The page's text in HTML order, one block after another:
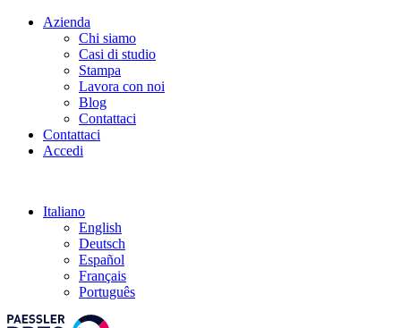
Azienda
Chi siamo
Casi di studio
Stampa
Lavora con noi
Blog
Contattaci
Contattaci
Accedi
Italiano
English
Deutsch
Español
Français
Português